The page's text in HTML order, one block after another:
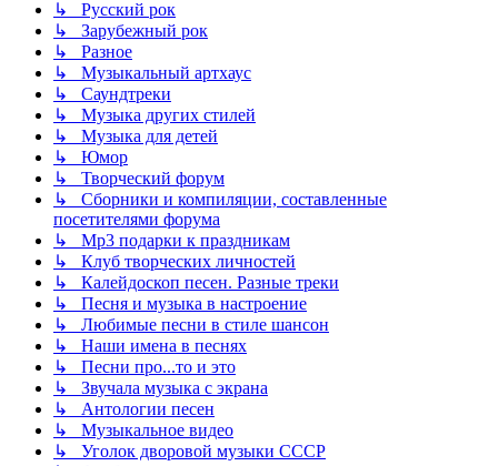
↳ Русский рок
↳ Зарубежный рок
↳ Разное
↳ Музыкальный артхаус
↳ Саундтреки
↳ Музыка других стилей
↳ Музыка для детей
↳ Юмор
↳ Творческий форум
↳ Сборники и компиляции, составленные
посетителями форума
↳ Mp3 подарки к праздникам
↳ Клуб творческих личностей
↳ Калейдоскоп песен. Разные треки
↳ Песня и музыка в настроение
↳ Любимые песни в стиле шансон
↳ Наши имена в песнях
↳ Песни про...то и это
↳ Звучала музыка с экрана
↳ Антологии песен
↳ Музыкальное видео
↳ Уголок дворовой музыки СССР